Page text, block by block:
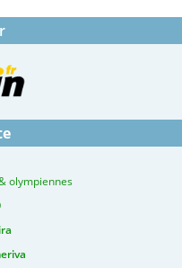
olympiennes